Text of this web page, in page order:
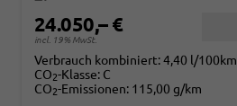
24.050,– €
incl. 19% MwSt.
Verbrauch kombiniert:4,40 l/100km
CO2-Klasse: C
CO2-Emissionen: 115,00 g/km